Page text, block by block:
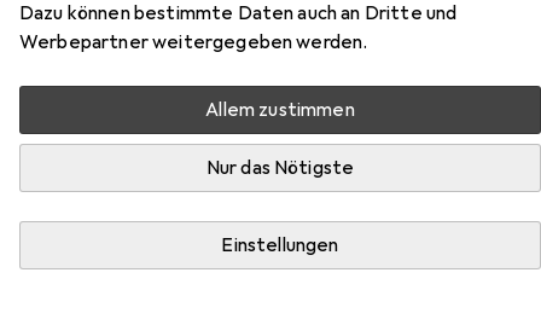
Dazu können bestimmte Daten auch an Dritte und
Werbepartner weitergegeben werden.
Allem zustimmen
Nur das Nötigste
Einstellungen
Zubehör für Venso Saga
Hier findest du passendes Zubehör zum Produkt Venso
Saga aus der Kategorie Pflanzenlampe.
Relevanz
Produktliste